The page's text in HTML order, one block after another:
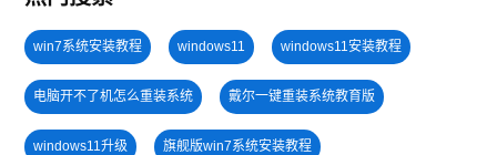
win7系统安装教程 windows11 windows11安装教程
电脑开不了机怎么重装系统 戴尔一键重装系统教育版
windows11升级 旗舰版win7系统安装教程